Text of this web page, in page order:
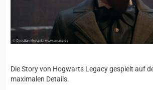
Die Story von Hogwarts Legacy gespielt auf
maximalen Details.